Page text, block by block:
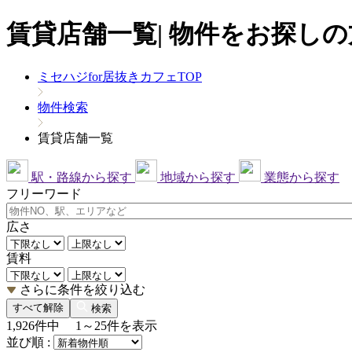
賃貸店舗一覧| 物件をお探し
ミセハジfor居抜きカフェTOP
物件検索
賃貸店舗一覧
駅・路線から探す 地域から探す
業態から探す
フリーワード
広さ
賃料
さらに条件を絞り込む
すべて解除 検索
1,926件中 1～25件を表示
並び順 :